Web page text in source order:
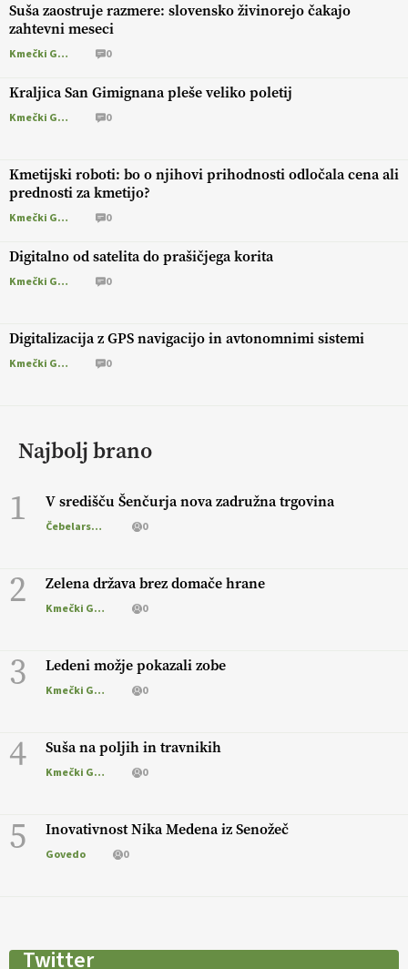
Suša zaostruje razmere: slovensko živinorejo čakajo
zahtevni meseci
Kmečki Glas 0
Kraljica San Gimignana pleše veliko poletij
Kmečki Glas 0
Kmetijski roboti: bo o njihovi prihodnosti odločala cena ali
prednosti za kmetijo?
Kmečki Glas 0
Digitalno od satelita do prašičjega korita
Kmečki Glas 0
Digitalizacija z GPS navigacijo in avtonomnimi sistemi
Kmečki Glas 0
Najbolj brano
1 V središču Šenčurja nova zadružna trgovina
Čebelarstvo 0
2 Zelena država brez domače hrane
Kmečki Glas 0
3 Ledeni možje pokazali zobe
Kmečki Glas 0
4 Suša na poljih in travnikih
Kmečki Glas 0
5 Inovativnost Nika Medena iz Senožeč
Govedo 0
Twitter